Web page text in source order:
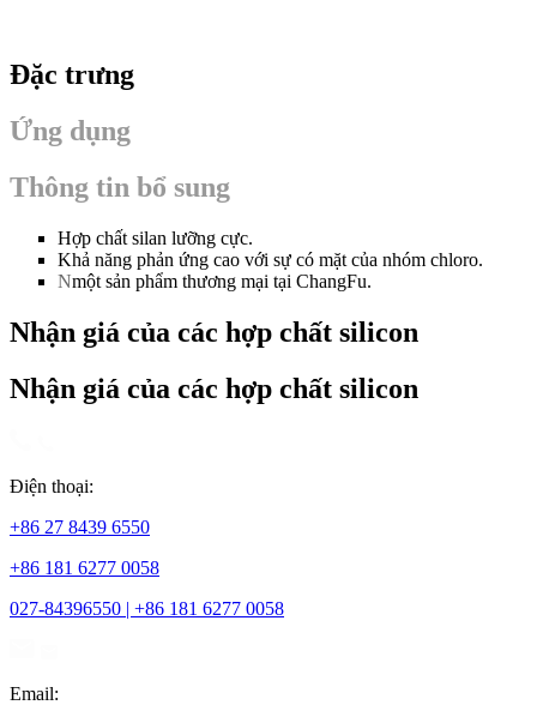
Đặc trưng
Ứng dụng
Thông tin bổ sung
Hợp chất silan lưỡng cực.
Khả năng phản ứng cao với sự có mặt của nhóm chloro.
Nmột sản phẩm thương mại tại ChangFu.
Nhận giá của các hợp chất silicon
Nhận giá của các hợp chất silicon
Điện thoại:
+86 27 8439 6550
+86 181 6277 0058
027-84396550 | +86 181 6277 0058
Email: